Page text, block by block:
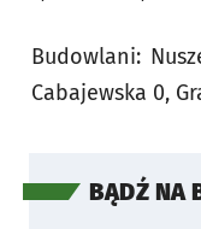
Budowlani:
Cabajewska 0,
BĄDŹ NA